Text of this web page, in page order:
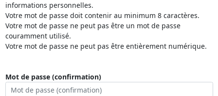
informations personnelles.
Votre mot de passe doit contenir au minimum 8 caractères.
Votre mot de passe ne peut pas être un mot de passe
couramment utilisé.
Votre mot de passe ne peut pas être entièrement numérique.
Mot de passe (confirmation)